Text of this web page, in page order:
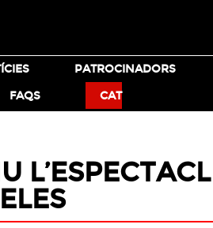
PATROCINADORS
FAQS CAT